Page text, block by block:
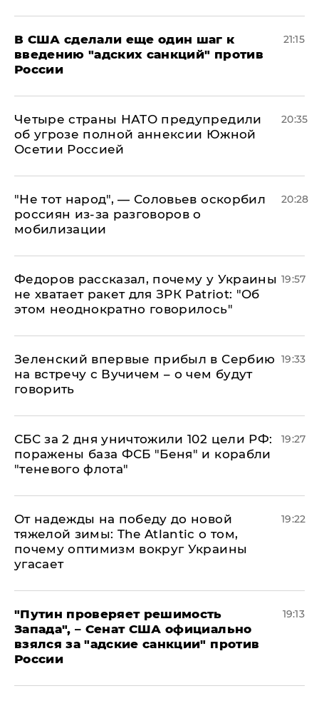
В США сделали еще один шаг к
введению "адских санкций" против
России
21:15
Четыре страны НАТО предупредили
об угрозе полной аннексии Южной
Осетии Россией
20:35
​"Не тот народ", — Соловьев оскорбил
россиян из-за разговоров о
мобилизации
20:28
Федоров рассказал, почему у Украины
не хватает ракет для ЗРК Patriot: "Об
этом неоднократно говорилось"
19:57
Зеленский впервые прибыл в Сербию
на встречу с Вучичем – о чем будут
говорить
19:33
СБС за 2 дня уничтожили 102 цели РФ:
поражены база ФСБ "Беня" и корабли
"теневого флота"
19:27
От надежды на победу до новой
тяжелой зимы: The Atlantic о том,
почему оптимизм вокруг Украины
угасает
19:22
"Путин проверяет решимость
Запада", – Сенат США официально
взялся за "адские санкции" против
России
19:13